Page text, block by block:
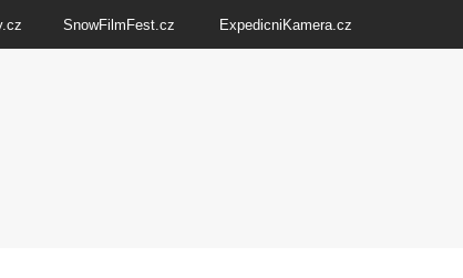
SnowFilmFest.cz ExpedicniKamera.cz